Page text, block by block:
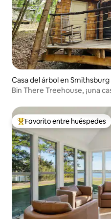
Casa del árbol en Smithsburg
Bin There Treehouse, ¡una
De los mejores en Favorito
Favorito entre huéspedes